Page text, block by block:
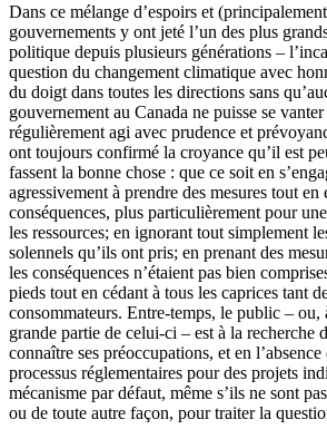
Dans ce mélange d’espoirs et
gouvernements y ont jeté l’un des plus
politique depuis plusieurs générations –
question du changement climatique avec
du doigt dans toutes les directions sans
gouvernement au Canada ne puisse se
régulièrement agi avec prudence et
ont toujours confirmé la croyance qu’il est
fassent la bonne chose : que ce soit en
agressivement à prendre des mesures tout en
conséquences, plus particulièrement pour
les ressources; en ignorant tout simplement
solennels qu’ils ont pris; en prenant des
les conséquences n’étaient pas bien
pieds tout en cédant à tous les caprices tant
consommateurs. Entre-temps, le public – ou,
grande partie de celui-ci – est à la recherche
connaître ses préoccupations, et en
processus réglementaires pour des projets
mécanisme par défaut, même s’ils ne sont
ou de toute autre façon, pour traiter la